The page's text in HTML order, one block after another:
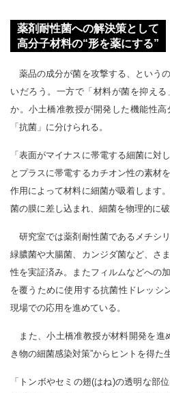
薬剤耐性菌への解決策として
高分子材料の“形を薬にする”
薬品の成分が菌を攻撃する、という
いだろう。一方で「材料が菌を抑え
か。小土橋准教授が開発した機能性
「抗菌」に分けられる。
「表面がマイナスに帯電する細菌に対
とプラスに帯電するカチオン性の素材
作用によって材料に細菌が吸着します
菌の膜に差し込まれ、細菌を物理的に
研究室では薬剤耐性菌であるメチシ
緑膿菌や大腸菌、カンジダ菌など、さ
性を実証済み。またフィルムなどへの
を覆うために使用する抗菌性ドレッシ
現場での応用を進めている。
また、小土橋准教授が材料開発を進
き物の細菌感染対策”からヒントを得た
「トンボやセミの翅(はね)の透明な部